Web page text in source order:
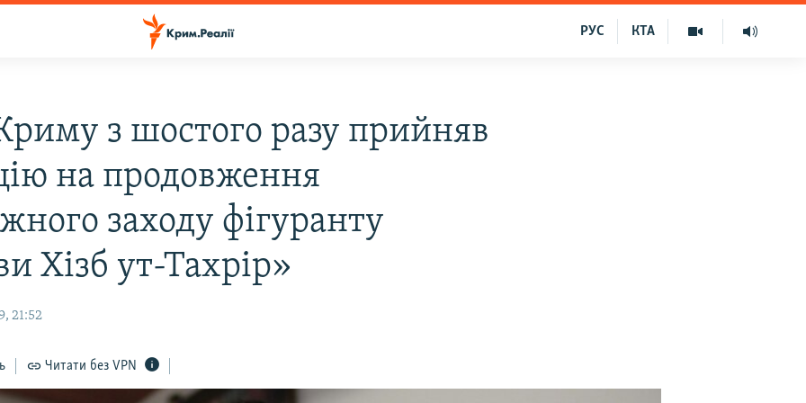
КТА
РУС
з шостого разу прийняв
на продовження
заходу фігуранту
Хізб ут-Тахрір»
21:52
Читати без VPN